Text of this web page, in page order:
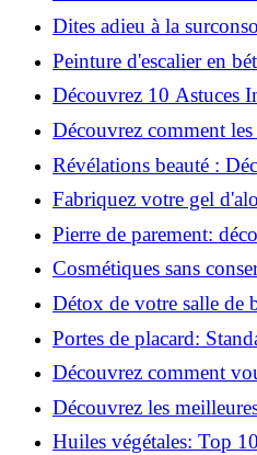
salle de bains!
Dites adieu à la
vie plus simple!
Peinture d'escalier en
tutoriel facile et rapide!
Découvrez 10 Astuces
Naturelle avec le
Découvrez comment
incitent à être plus actifs
Révélations beauté :
insoupçonnés du
Fabriquez votre gel
simple et rapide à la
Pierre de parement:
infaillibles pour un
Cosmétiques sans
possible?
Détox de votre salle de
ingrédients nocifs dès
Portes de placard:
le meilleur choix!
Découvrez comment
naturellement: Astuces et
Découvrez les
le fer: Top 12 analysé!
Huiles végétales: Top